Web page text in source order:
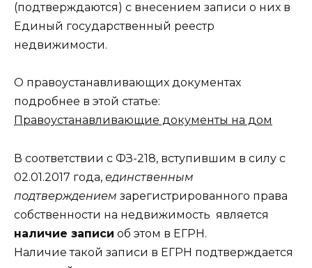
(подтверждаются) с внесением записи о них в
Единый государственный реестр
недвижимости.
О правоустанавливающих документах
подробнее в этой статье:
Правоустанавливающие документы на дом
В соответствии с ФЗ-218, вступившим в силу с
02.01.2017 года, единственным
подтверждением зарегистрированного права
собственности на недвижимость является
наличие записи об этом в ЕГРН.
Наличие такой записи в ЕГРН подтверждается